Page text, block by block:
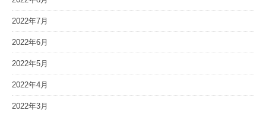
2022年7月
2022年6月
2022年5月
2022年4月
2022年3月